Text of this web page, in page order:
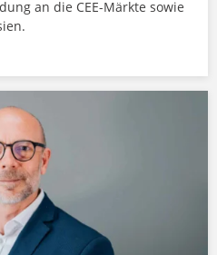
an die CEE-Märkte sowie